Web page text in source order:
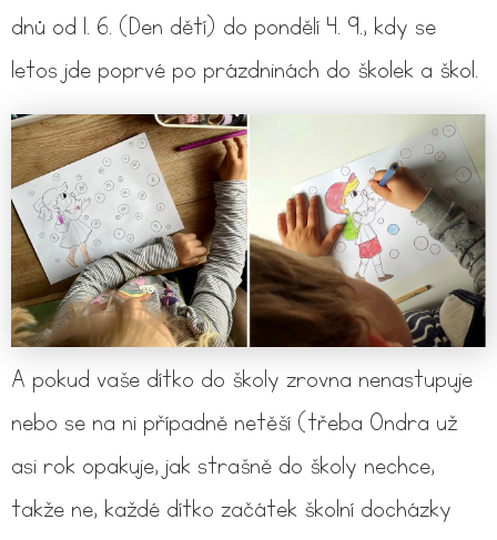
dnů od 1. 6. (Den dětí) do pondělí 4. 9., kdy se
letos jde poprvé po prázdninách do školek a škol.
A pokud vaše dítko do školy zrovna nenastupuje
nebo se na ni případně netěší (třeba Ondra už
asi rok opakuje, jak strašně do školy nechce,
takže ne, každé dítko začátek školní docházky